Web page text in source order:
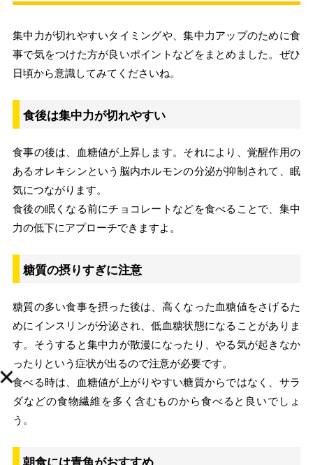
集中力が切れやすいタイミングや、集中力アップのために食
事で気をつけた方が良いポイントなどをまとめました。ぜひ
日頃から意識してみてくださいね。
食後は集中力が切れやすい
食事の後は、血糖値が上昇します。それにより、覚醒作用の
あるオレキシンという脳内ホルモンの分泌が抑制されて、眠
気につながります。
食後の眠くなる前にチョコレートなどを食べることで、集中
力の低下にアプローチできますよ。
糖質の摂りすぎに注意
糖質の多い食事を摂った後は、高くなった血糖値をさげるた
めにインスリンが分泌され、低血糖状態になることがありま
す。そうすると集中力が散漫になったり、やる気が起きなか
ったりという症状が出るので注意が必要です。
食べる時は、血糖値が上がりやすい糖質からではなく、サラ
ダなどの食物繊維を多く含むものから食べると良いでしょ
う。